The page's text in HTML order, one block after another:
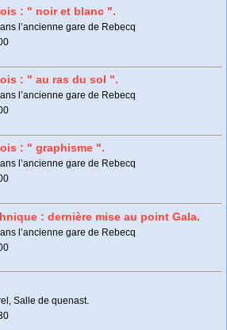
: " noir et blanc ".
l’ancienne gare de Rebecq
: " au ras du sol ".
l’ancienne gare de Rebecq
: " graphisme ".
l’ancienne gare de Rebecq
: dernière mise au point Gala.
l’ancienne gare de Rebecq
Salle de quenast.